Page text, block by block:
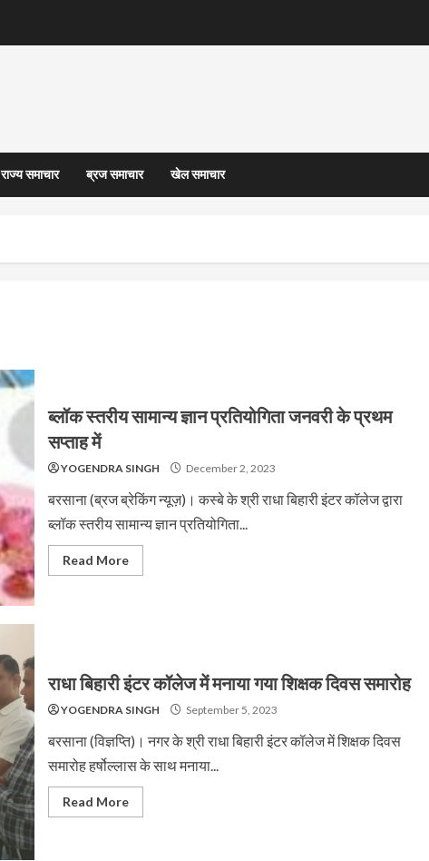
राज्य समाचार ब्रज समाचार खेल समाचार
ब्लॉक स्तरीय सामान्य ज्ञान प्रतियोगिता जनवरी के प्रथम
सप्ताह में
YOGENDRA SINGH December 2, 2023
बरसाना (ब्रज ब्रेकिंग न्यूज़)। कस्बे के श्री राधा बिहारी इंटर कॉलेज द्वारा
ब्लॉक स्तरीय सामान्य ज्ञान प्रतियोगिता...
Read More
राधा बिहारी इंटर कॉलेज में मनाया गया शिक्षक दिवस समारोह
YOGENDRA SINGH September 5, 2023
बरसाना (विज्ञप्ति)। नगर के श्री राधा बिहारी इंटर कॉलेज में शिक्षक दिवस
समारोह हर्षोल्लास के साथ मनाया...
Read More